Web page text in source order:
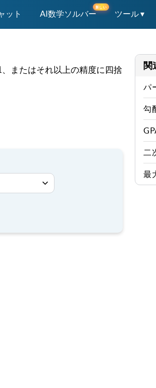
ット AI数学ソルバー
新しい
ツール ▾
またはそれ以上の精度に四捨
関
パ
勾
二
最